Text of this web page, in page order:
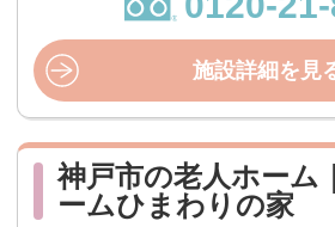
施設詳細を見
神戸市の老人ホーム
ームひまわりの家